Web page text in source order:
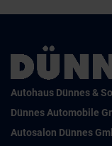
Autohaus Dünnes &
Dünnes Automobile
Autosalon Dünnes